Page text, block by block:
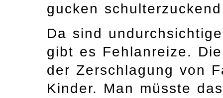
gucken
Da sind
gibt es Fehlanreize.
der Zerschlagung von
Kinder. Man müsste